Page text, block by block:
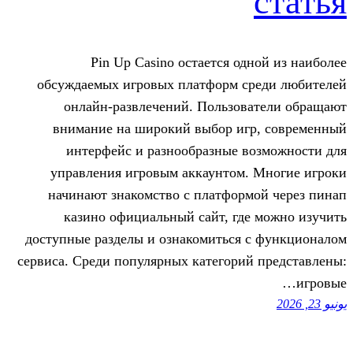
Pin Up Casino остается
обсуждаемых игровых платформ
онлайн-развлечений.
внимание на широкий выбор
интерфейс и разнообразные
управления игровым
начинают знакомство с
казино официальный сайт,
доступные разделы и ознакомиться
сервиса. Среди популярных